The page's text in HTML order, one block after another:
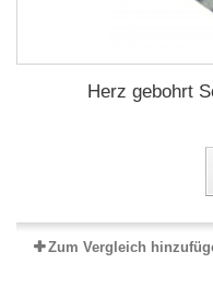
Herz gebohrt
Zum Vergleich